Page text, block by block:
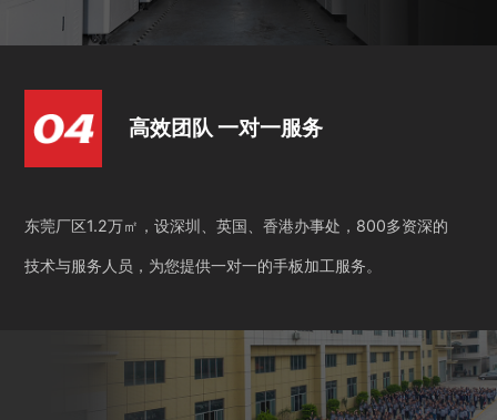
高效团队 一对一服务
东莞厂区1.2万㎡，设深圳、英国、香港办事处，800多资深的
技术与服务人员，为您提供一对一的手板加工服务。